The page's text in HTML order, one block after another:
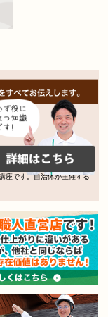
座です。自治体が主催する